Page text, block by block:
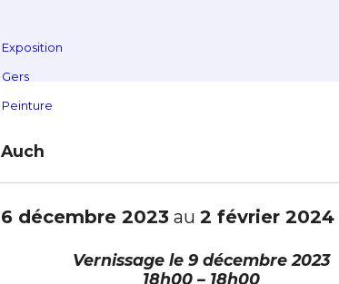
Exposition
Gers
Peinture
Auch
6 décembre 2023 au 2 février 2024
Vernissage le 9 décembre 2023
18h00 – 18h00